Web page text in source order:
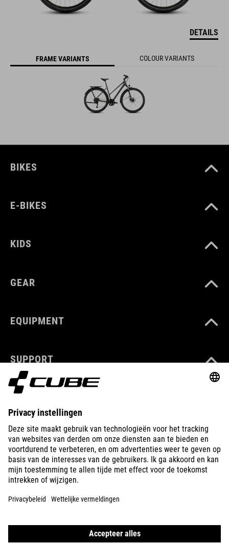
DETAILS
FRAME VARIANTS COLOUR VARIANTS
BIKES
E-BIKES
KIDS
GEAR
EQUIPMENT
SUPPORT
ABOUT US
EXPLORE